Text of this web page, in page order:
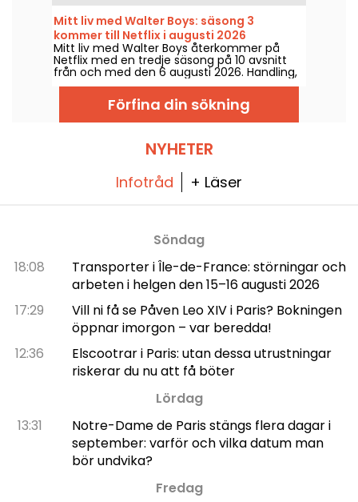
Mitt liv med Walter Boys: säsong 3
kommer till Netflix i augusti 2026
Mitt liv med Walter Boys återkommer på
Netflix med en tredje säsong på 10 avsnitt
från och med den 6 augusti 2026. Handling,
cast, trailer: allt du behöver veta.
Förfina din sökning
NYHETER
Infotråd + Läser
Söndag
18:08
Transporter i Île-de-France: störningar och
arbeten i helgen den 15–16 augusti 2026
17:29
Vill ni få se Påven Leo XIV i Paris? Bokningen
öppnar imorgon – var beredda!
12:36
Elscootrar i Paris: utan dessa utrustningar
riskerar du nu att få böter
Lördag
13:31
Notre-Dame de Paris stängs flera dagar i
september: varför och vilka datum man
bör undvika?
Fredag